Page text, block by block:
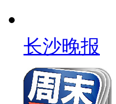
长沙晚报